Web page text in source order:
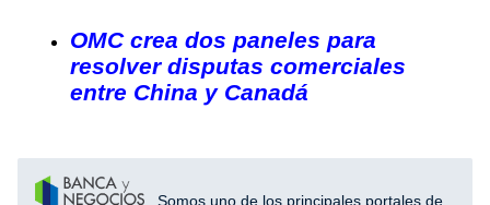
OMC crea dos paneles para
resolver disputas comerciales
entre China y Canadá
Somos uno de los principales portales de